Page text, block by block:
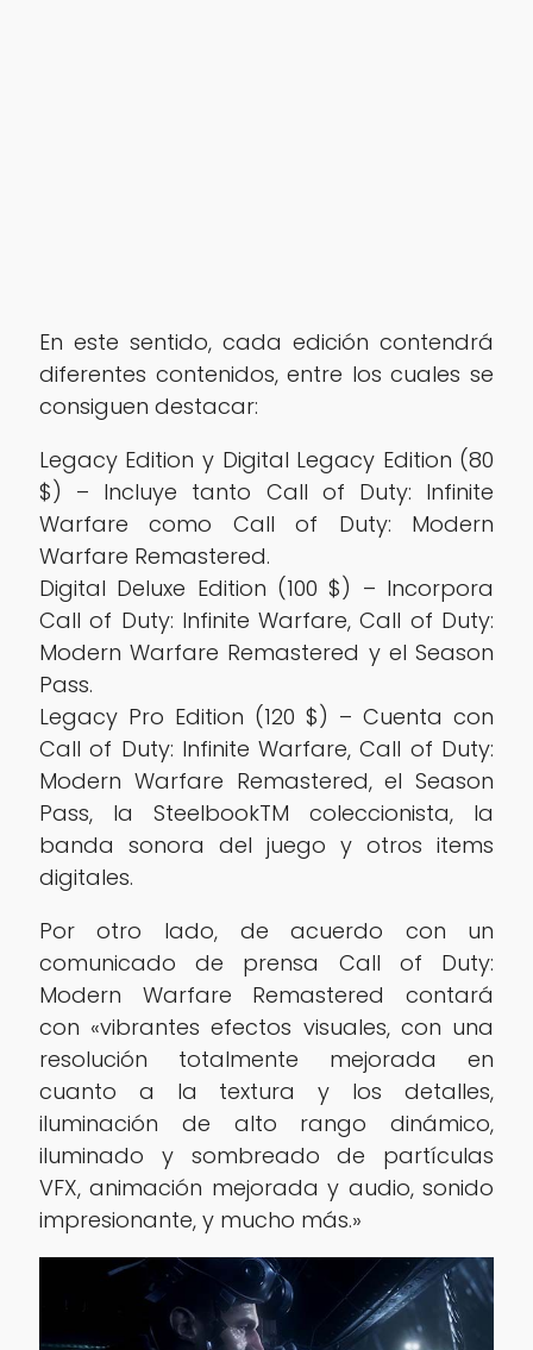
En este sentido, cada edición contendrá
diferentes contenidos, entre los cuales se
consiguen destacar:
Legacy Edition y Digital Legacy Edition (80
$) – Incluye tanto Call of Duty: Infinite
Warfare como Call of Duty: Modern
Warfare Remastered.
Digital Deluxe Edition (100 $) – Incorpora
Call of Duty: Infinite Warfare, Call of Duty:
Modern Warfare Remastered y el Season
Pass.
Legacy Pro Edition (120 $) – Cuenta con
Call of Duty: Infinite Warfare, Call of Duty:
Modern Warfare Remastered, el Season
Pass, la SteelbookTM coleccionista, la
banda sonora del juego y otros items
digitales.
Por otro lado, de acuerdo con un
comunicado de prensa Call of Duty:
Modern Warfare Remastered contará
con «vibrantes efectos visuales, con una
resolución totalmente mejorada en
cuanto a la textura y los detalles,
iluminación de alto rango dinámico,
iluminado y sombreado de partículas
VFX, animación mejorada y audio, sonido
impresionante, y mucho más.»